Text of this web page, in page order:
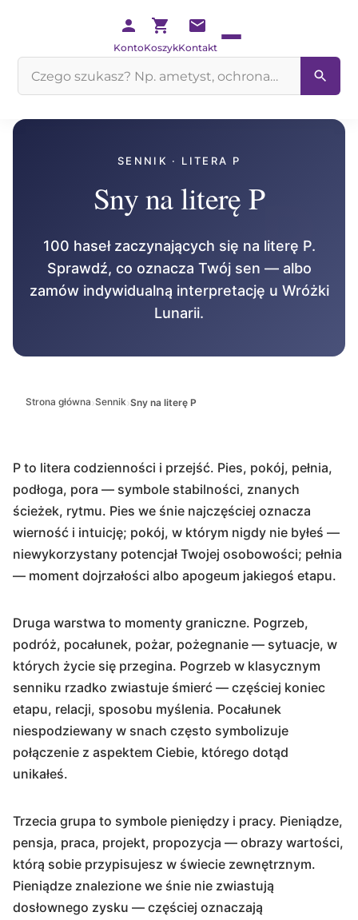
KontoKoszykKontakt
P
SENNIK · LITERA P
Sny na literę P
100 haseł zaczynających się na literę P.
Sprawdź, co oznacza Twój sen — albo
zamów indywidualną interpretację u Wróżki
Lunarii.
Strona główna ›Sennik›Sny na literę P
P to litera codzienności i przejść. Pies, pokój, pełnia,
podłoga, pora — symbole stabilności, znanych
ścieżek, rytmu. Pies we śnie najczęściej oznacza
wierność i intuicję; pokój, w którym nigdy nie byłeś —
niewykorzystany potencjał Twojej osobowości; pełnia
— moment dojrzałości albo apogeum jakiegoś etapu.
Druga warstwa to momenty graniczne. Pogrzeb,
podróż, pocałunek, pożar, pożegnanie — sytuacje, w
których życie się przegina. Pogrzeb w klasycznym
senniku rzadko zwiastuje śmierć — częściej koniec
etapu, relacji, sposobu myślenia. Pocałunek
niespodziewany w snach często symbolizuje
połączenie z aspektem Ciebie, którego dotąd
unikałeś.
Trzecia grupa to symbole pieniędzy i pracy. Pieniądze,
pensja, praca, projekt, propozycja — obrazy wartości,
którą sobie przypisujesz w świecie zewnętrznym.
Pieniądze znalezione we śnie nie zwiastują
dosłownego zysku — częściej oznaczają